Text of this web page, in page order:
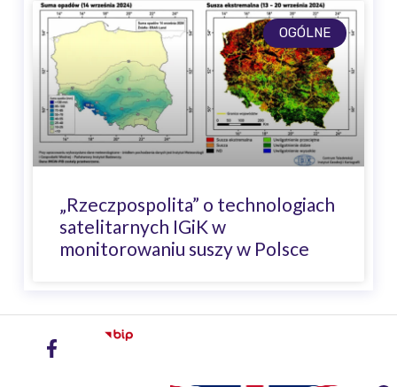
OGÓLNE
„Rzeczpospolita” o technologiach
satelitarnych IGiK w
monitorowaniu suszy w Polsce